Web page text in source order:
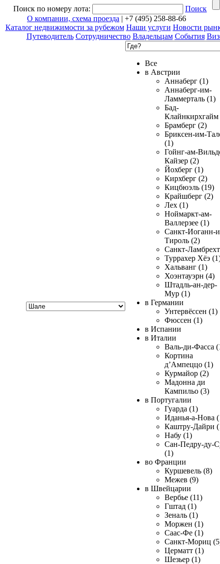
Поиск по номеру лота:
Поиск
О компании, схема проезда | +7 (495) 258-88-66
Каталог недвижимости за рубежом Наши услуги Новости
Путеводитель Сотрудничество Владельцам События
Все
в Австрии
Аннаберг (1)
Аннаберг-им-
Ламмерталь (1)
Бад-
Клайнкирхгайм
Брамберг (2)
Бриксен-им-
(1)
Гойнг-ам-
Кайзер (2)
Йохберг (1)
Кирхберг (2)
Кицбюэль (19)
Крайшберг (2)
Лех (1)
Ноймаркт-ам-
Валлерзее (1)
Санкт-Иоганн-
Тироль (2)
Санкт-
Туррахер Хёэ
Хальванг (1)
Хоэнтауэрн (4)
Штадль-ан-дер-
Мур (1)
в Германии
Унтервёссен (1)
Фюссен (1)
в Испании
в Италии
Валь-ди-Фасса
Кортина
д’Ампеццо (1)
Курмайор (2)
Мадонна ди
Кампильо (3)
в Португалии
Гуарда (1)
Иданья-а-Нова
Каштру-Дайри
Набу (1)
Сан-Педру-ду-
(1)
во Франции
Куршевель (8)
Межев (9)
в Швейцарии
Вербье (11)
Гштад (1)
Зеналь (1)
Моржен (1)
Саас-Фе (1)
Санкт-Мориц
Церматт (1)
Шезьер (1)